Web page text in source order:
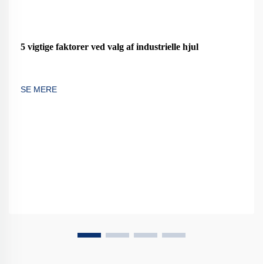
5 vigtige faktorer ved valg af industrielle hjul
SE MERE